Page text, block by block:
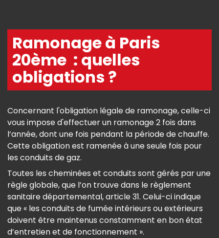
Ramonage à Paris
20ème : quelles
obligations ?
Concernant l'obligation légale de ramonage, celle-ci
vous impose d'effectuer un ramonage 2 fois dans
l’année, dont une fois pendant la période de chauffe.
Cette obligation est ramenée à une seule fois pour
les conduits de gaz.
Toutes les cheminées et conduits sont gérés par une
règle globale, que l’on trouve dans le règlement
sanitaire départemental, article 31. Celui-ci indique
que « les conduits de fumée intérieurs ou extérieurs
doivent être maintenus constamment en bon état
d’entretien et de fonctionnement ».